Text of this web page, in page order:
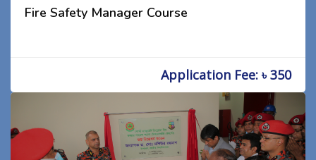
Fire Safety Manager Course
Application Fee: ৳ 350